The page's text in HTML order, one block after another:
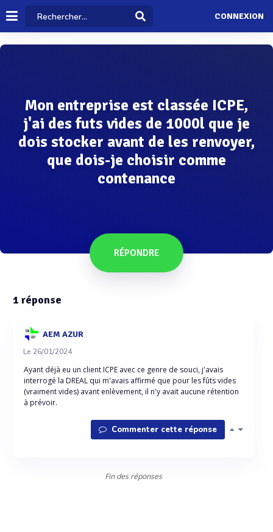
CONNEXION
Mon entreprise est classée ICPE,
j'ai des futs vides de 1000l que je
dois stocker avant de les renvoyer,
que dois-je choisir comme
contenance
RÉPONDRE
1 réponse
AEM AZUR
Le 26/01/2024
Ayant déjà eu un client ICPE avec ce genre de souci, j'avais
interrogé la DREAL qui m'avais affirmé que pour les fûts vides
(vraiment vides) avant enlèvement, il n'y avait aucune rétention
à prévoir.
Commenter cette réponse
Fin des réponses